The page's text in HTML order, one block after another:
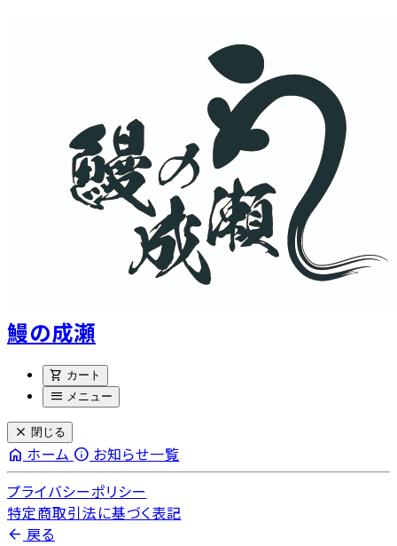
鰻の成瀬
shopping_cart カート
menu メニュー
close 閉じる
home ホーム info お知らせ一覧
プライバシーポリシー
特定商取引法に基づく表記
arrow_back 戻る